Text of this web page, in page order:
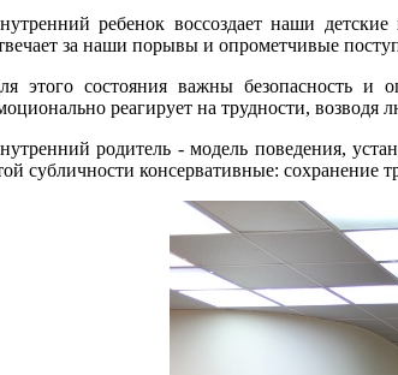
ребенок воссоздает наши
за наши порывы и опрометчивые
этого состояния важны безопасность и
реагирует на трудности, возводя
родитель - модель поведения,
субличности консервативные: